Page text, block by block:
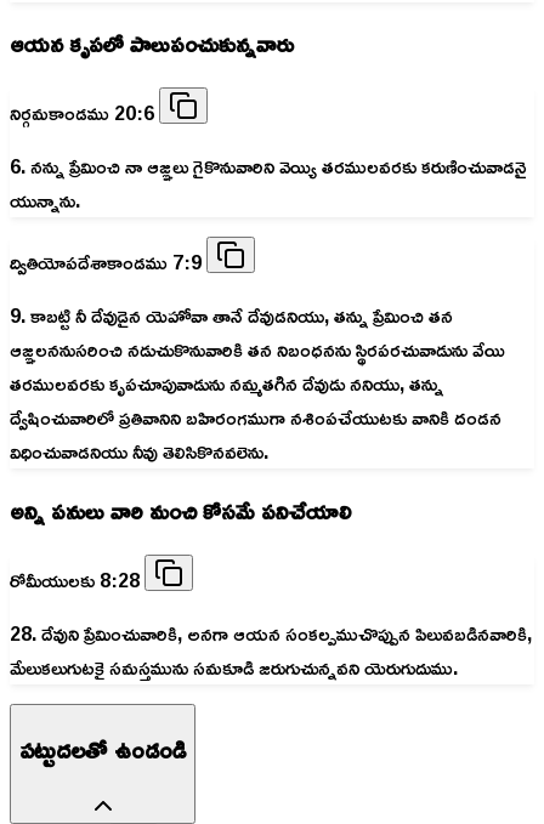
ఆయన కృపలో పాలుపంచుకున్నవారు
నిర్గమకాండము 20:6
6. నన్ను ప్రేమించి నా ఆజ్ఞలు గైకొనువారిని వెయ్యి తరములవరకు కరుణించువాడనై
యున్నాను.
ద్వితియోపదేశాకాండము 7:9
9. కాబట్టి నీ దేవుడైన యెహోవా తానే దేవుడనియు, తన్ను ప్రేమించి తన
ఆజ్ఞలననుసరించి నడుచుకొనువారికి తన నిబంధనను స్థిరపరచువాడును వేయి
తరములవరకు కృపచూపువాడును నమ్మతగిన దేవుడు ననియు, తన్ను
ద్వేషించువారిలో ప్రతివానిని బహిరంగముగా నశింపచేయుటకు వానికి దండన
విధించువాడనియు నీవు తెలిసికొనవలెను.
అన్ని పనులు వారి మంచి కోసమే పనిచేయాలి
రోమీయులకు 8:28
28. దేవుని ప్రేమించువారికి, అనగా ఆయన సంకల్పముచొప్పున పిలువబడినవారికి,
మేలుకలుగుటకై సమస్తమును సమకూడి జరుగుచున్నవని యెరుగుదుము.
పట్టుదలతో ఉండండి